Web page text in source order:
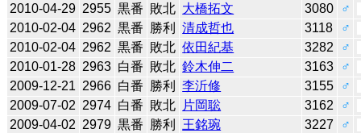
2010-04-29 2955 黒番 敗北 大橋拓文 3080
♂
2010-02-04 2962 黒番 勝利 清成哲也 3118
♂
2010-02-04 2962 黒番 敗北 依田紀基 3282
♂
2010-01-28 2963 白番 敗北 鈴木伸二 3163
♂
2009-12-21 2966 白番 勝利 李沂修 3155
♂
2009-07-02 2974 白番 敗北 片岡聡 3162
♂
2009-04-02 2979 黒番 勝利 王銘琬 3227
♂